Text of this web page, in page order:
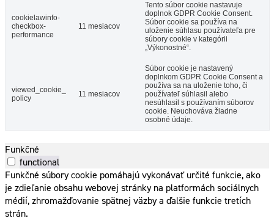
cookielawinfo-
checkbox-
performance
11 mesiacov
Tento súbor cookie nastavuje
doplnok GDPR Cookie Consent.
Súbor cookie sa používa na
uloženie súhlasu používateľa pre
súbory cookie v kategórii
„Výkonostné“.
viewed_cookie_
policy
11 mesiacov
Súbor cookie je nastavený
doplnkom GDPR Cookie Consent a
používa sa na uloženie toho, či
používateľ súhlasil alebo
nesúhlasil s používaním súborov
cookie. Neuchováva žiadne
osobné údaje.
Funkčné
functional
Funkčné súbory cookie pomáhajú vykonávať určité funkcie, ako
je zdieľanie obsahu webovej stránky na platformách sociálnych
médií, zhromažďovanie spätnej väzby a ďalšie funkcie tretích
strán.